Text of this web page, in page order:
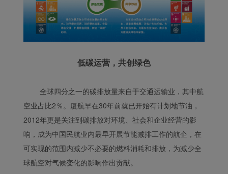
低碳运营，共创绿色
全球四分之一的碳排放量来自于交通运输业，其中航
空业占比2％。厦航早在30年前就已开始有计划地节油，
2012年更是关注到碳排放对环境、社会和企业经营的影
响，成为中国民航业内最早开展节能减排工作的航企，在
可实现的范围内减少不必要的燃料消耗和排放，为减少全
球航空对气候变化的影响作出贡献。